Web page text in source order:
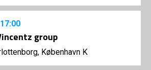
group
København K